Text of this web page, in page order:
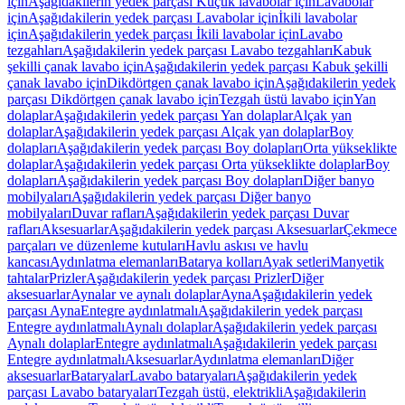
içinAşağıdakilerin yedek parçası Lavabolar içinİkili lavabolar
içinAşağıdakilerin yedek parçası İkili lavabolar içinLavabo
tezgahlarıAşağıdakilerin yedek parçası Lavabo tezgahlarıKabuk
şekilli çanak lavabo içinAşağıdakilerin yedek parçası Kabuk şekilli
çanak lavabo içinDikdörtgen çanak lavabo içinAşağıdakilerin yedek
parçası Dikdörtgen çanak lavabo içinTezgah üstü lavabo içinYan
dolaplarAşağıdakilerin yedek parçası Yan dolaplarAlçak yan
dolaplarAşağıdakilerin yedek parçası Alçak yan dolaplarBoy
dolaplarıAşağıdakilerin yedek parçası Boy dolaplarıOrta yükseklikte
dolaplarAşağıdakilerin yedek parçası Orta yükseklikte dolaplarBoy
dolaplarıAşağıdakilerin yedek parçası Boy dolaplarıDiğer banyo
mobilyalarıAşağıdakilerin yedek parçası Diğer banyo
mobilyalarıDuvar raflarıAşağıdakilerin yedek parçası Duvar
raflarıAksesuarlarAşağıdakilerin yedek parçası AksesuarlarÇekmece
parçaları ve düzenleme kutularıHavlu askısı ve havlu
kancasıAydınlatma elemanlarıBatarya kollarıAyak setleriManyetik
tahtalarPrizlerAşağıdakilerin yedek parçası PrizlerDiğer
aksesuarlarAynalar ve aynalı dolaplarAynaAşağıdakilerin yedek
parçası AynaEntegre aydınlatmalıAşağıdakilerin yedek parçası
Entegre aydınlatmalıAynalı dolaplarAşağıdakilerin yedek parçası
Aynalı dolaplarEntegre aydınlatmalıAşağıdakilerin yedek parçası
Entegre aydınlatmalıAksesuarlarAydınlatma elemanlarıDiğer
aksesuarlarBataryalarLavabo bataryalarıAşağıdakilerin yedek
parçası Lavabo bataryalarıTezgah üstü, elektrikliAşağıdakilerin